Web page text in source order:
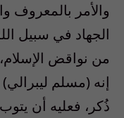
والأمر بالمعروف
الجهاد في سبيل
من نواقض
إنه (مسلم ليبرالي)
ذُكر، فعليه أن